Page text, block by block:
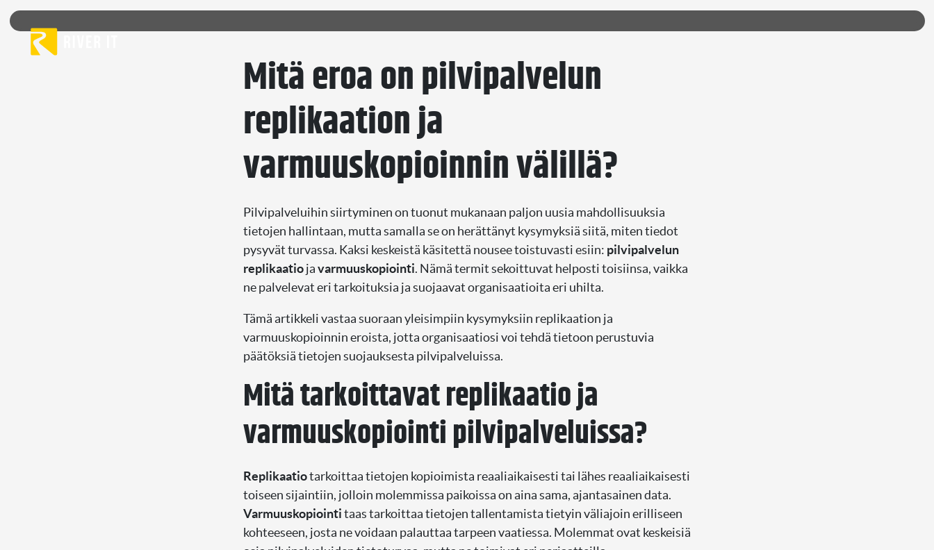
Skip to content
Mitä eroa on pilvipalvelun
replikaation ja
varmuuskopioinnin välillä?
Pilvipalveluihin siirtyminen on tuonut mukanaan paljon uusia mahdollisuuksia
tietojen hallintaan, mutta samalla se on herättänyt kysymyksiä siitä, miten tiedot
pysyvät turvassa. Kaksi keskeistä käsitettä nousee toistuvasti esiin: pilvipalvelun
replikaatiojavarmuuskopiointi. Nämä termit sekoittuvat helposti toisiinsa, vaikka
ne palvelevat eri tarkoituksia ja suojaavat organisaatioita eri uhilta.
Tämä artikkeli vastaa suoraan yleisimpiin kysymyksiin replikaation ja
varmuuskopioinnin eroista, jotta organisaatiosi voi tehdä tietoon perustuvia
päätöksiä tietojen suojauksesta pilvipalveluissa.
Mitä tarkoittavat replikaatio ja
varmuuskopiointi pilvipalveluissa?
Replikaatiotarkoittaa tietojen kopioimista reaaliaikaisesti tai lähes reaaliaikaisesti
toiseen sijaintiin, jolloin molemmissa paikoissa on aina sama, ajantasainen data.
Varmuuskopiointitaas tarkoittaa tietojen tallentamista tietyin väliajoin erilliseen
kohteeseen, josta ne voidaan palauttaa tarpeen vaatiessa. Molemmat ovat keskeisiä